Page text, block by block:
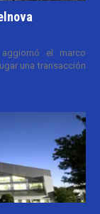
el marco
una transacción